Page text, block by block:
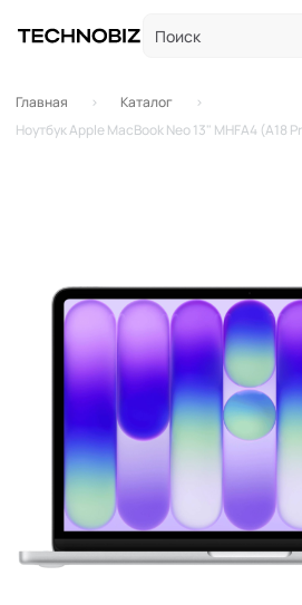
Главная
Каталог